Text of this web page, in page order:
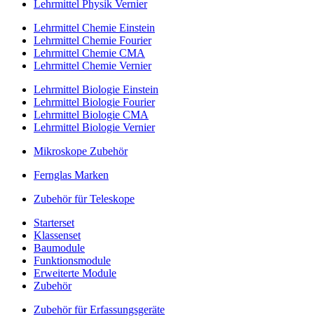
Lehrmittel Physik Vernier
Lehrmittel Chemie Einstein
Lehrmittel Chemie Fourier
Lehrmittel Chemie CMA
Lehrmittel Chemie Vernier
Lehrmittel Biologie Einstein
Lehrmittel Biologie Fourier
Lehrmittel Biologie CMA
Lehrmittel Biologie Vernier
Mikroskope Zubehör
Fernglas Marken
Zubehör für Teleskope
Starterset
Klassenset
Baumodule
Funktionsmodule
Erweiterte Module
Zubehör
Zubehör für Erfassungsgeräte